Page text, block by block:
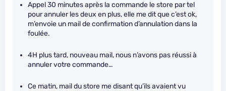
Appel 30 minutes après la commande le store par tel
pour annuler les deux en plus, elle me dit que c’est ok,
m’envoie un mail de confirmation d’annulation dans la
foulée.
4H plus tard, nouveau mail, nous n’avons pas réussi à
annuler votre commande…
Ce matin, mail du store me disant qu’ils avaient vu